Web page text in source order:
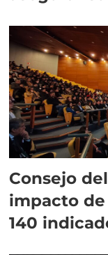
Consejo
impacto
140